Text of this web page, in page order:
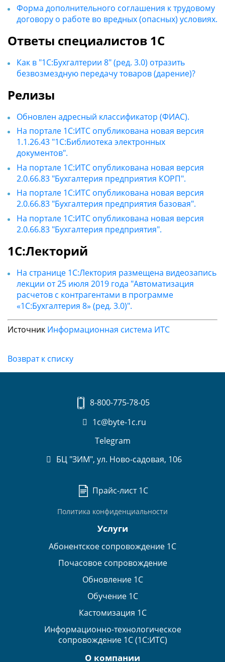
Форма дополнительного соглашения к трудовому
договору о работе во вредных (опасных) условиях.
Ответы специалистов 1С
Как в "1С:Бухгалтерии 8" (ред. 3.0) отразить
безвозмездную передачу товаров (дарение)?
Релизы
Обновлен адресный классификатор (ФИАС).
На портале 1С:ИТС опубликована новая версия
1.1.26.43 "1С:Библиотека электронных
документов".
На портале 1С:ИТС опубликована новая версия
2.0.66.83 "Бухгалтерия предприятия КОРП".
На портале 1С:ИТС опубликована новая версия
2.0.66.83 "Бухгалтерия предприятия базовая".
На портале 1С:ИТС опубликована новая версия
2.0.66.83 "Бухгалтерия предприятия".
1С:Лекторий
На странице 1С:Лектория размещена видеозапись
лекции от 25 июля 2019 года "Автоматизация
расчетов с контрагентами в программе
«1С:Бухгалтерия 8» (ред. 3.0)".
Источник Информационная система ИТС
Возврат к списку
8-800-775-78-05
1c@byte-1c.ru
Telegram
БЦ "ЗИМ", ул. Ново-садовая, 106
Прайс-лист 1С
Политика конфиденциальности
Услуги
Абонентское сопровождение 1С
Почасовое сопровождение
Обновление 1С
Обучение 1С
Кастомизация 1С
Информационно-технологическое
сопровождение 1С (1С:ИТС)
О компании